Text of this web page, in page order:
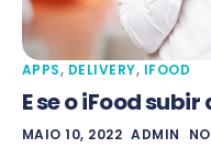
APPS, DELIVERY, IFOOD
E se o iFood
MAIO 10, 2022 ADMIN